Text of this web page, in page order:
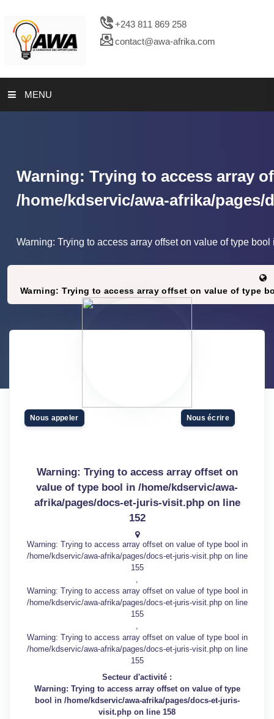
+243 811 869 258
contact@awa-afrika.com
MENU
NOS ACTIVITES
Warning: Trying to access array
/home/kdservic/awa-afrika/
Warning: Trying to access array offset on value of type
Warning: Trying to access array offset on value of type
Nous appeler Nous écrire
Warning: Trying to access array offset on
value of type bool in /home/kdservic/awa-
afrika/pages/docs-et-juris-visit.phpon line
152
Warning: Trying to access array offset on value of type bool in
/home/kdservic/awa-afrika/pages/docs-et-juris-visit.phpon line
155
,
Warning: Trying to access array offset on value of type bool in
/home/kdservic/awa-afrika/pages/docs-et-juris-visit.phpon line
155
,
Warning: Trying to access array offset on value of type bool in
/home/kdservic/awa-afrika/pages/docs-et-juris-visit.phpon line
155
Secteur d'activité :
Warning: Trying to access array offset on value of type
bool in /home/kdservic/awa-afrika/pages/docs-et-juris-
visit.php on line 158